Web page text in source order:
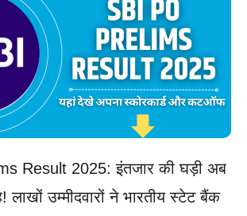
Result 2025: इंतजार की घड़ी अब
लाखों उम्मीदवारों ने भारतीय स्टेट बैंक